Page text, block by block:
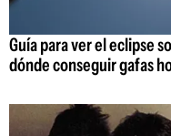
Guía para ver el eclipse
dónde conseguir gafas